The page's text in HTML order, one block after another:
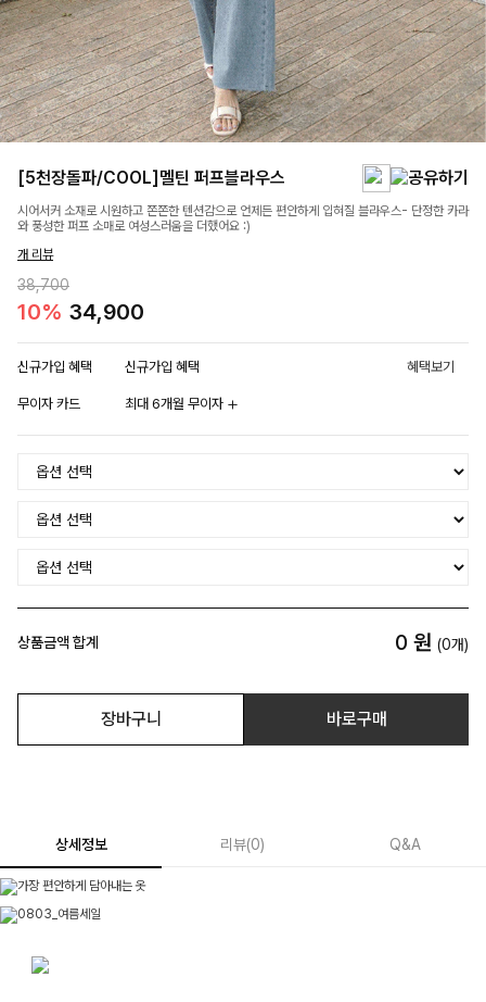
[5천장돌파/COOL]멜틴 퍼프블라우스
시어서커 소재로 시원하고 쫀쫀한 텐션감으로 언제든 편안하게 입혀질 블라우스- 단정한 카라
와 풍성한 퍼프 소매로 여성스러움을 더했어요 :)
개 리뷰
38,700
10% 34,900
신규가입 혜택 신규가입 혜택 혜택보기
무이자 카드 최대 6개월 무이자
상품금액 합계 0 원 (0개)
장바구니 바로구매
상세정보 리뷰(0) Q&A